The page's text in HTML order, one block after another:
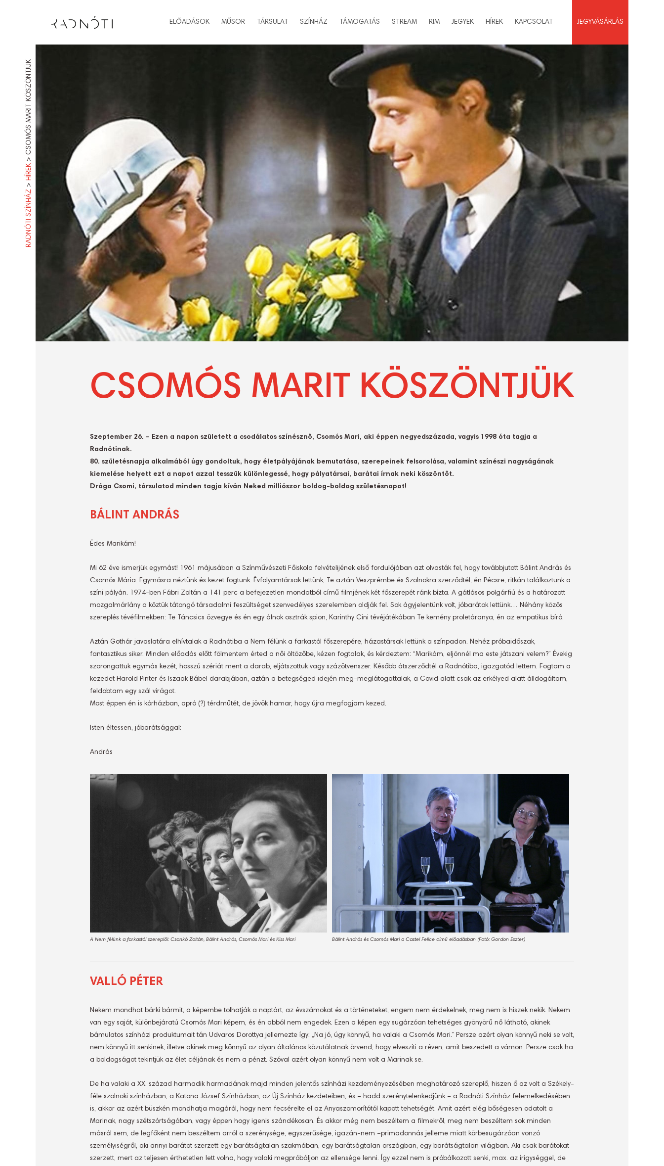
ELŐADÁSOK MŰSOR TÁRSULAT SZÍNHÁZ TÁMOGATÁS STREAM RIM JEGYEK HÍREK KAPCSOLAT JEGYVÁSÁRLÁS
RADNÓTI SZÍNHÁZ
>
HÍREK
>
CSOMÓS MARIT KÖSZÖNTJÜK
CSOMÓS MARIT KÖSZÖNTJÜK
Szeptember 26. – Ezen a napon született a csodálatos színésznő, Csomós Mari, aki éppen negyedszázada, vagyis 1998 óta tagja a
Radnótinak.
80. születésnapja alkalmából úgy gondoltuk, hogy életpályájának bemutatása, szerepeinek felsorolása, valamint színészi nagyságának
kiemelése helyett ezt a napot azzal tesszük különlegessé, hogy pályatársai, barátai írnak neki köszöntőt.
Drága Csomi, társulatod minden tagja kíván Neked milliószor boldog-boldog születésnapot!
BÁLINT ANDRÁS
Édes Marikám!
Mi 62 éve ismerjük egymást! 1961 májusában a Színművészeti Főiskola felvételijének első fordulójában azt olvasták fel, hogy továbbjutott Bálint András és
Csomós Mária. Egymásra néztünk és kezet fogtunk. Évfolyamtársak lettünk, Te aztán Veszprémbe és Szolnokra szerződtél, én Pécsre, ritkán találkoztunk a
színi pályán. 1974-ben Fábri Zoltán a 141 perc a befejezetlen mondatból című filmjének két főszerepét ránk bízta. A gátlásos polgárfiú és a határozott
mozgalmárlány a köztük tátongó társadalmi feszültséget szenvedélyes szerelemben oldják fel. Sok ágyjelentünk volt, jóbarátok lettünk… Néhány közös
szereplés tévéfilmekben: Te Táncsics özvegye és én egy álnok osztrák spion, Karinthy Cini tévéjátékában Te kemény proletáranya, én az empatikus bíró.
Aztán Gothár javaslatára elhívtalak a Radnótiba a Nem félünk a farkastól főszerepére, házastársak lettünk a színpadon. Nehéz próbaidőszak,
fantasztikus siker. Minden előadás előtt fölmentem érted a női öltözőbe, kézen fogtalak, és kérdeztem: “Marikám, eljönnél ma este játszani velem?” Évekig
szorongattuk egymás kezét, hosszú szériát ment a darab, eljátszottuk vagy százötvenszer. Később átszerződtél a Radnótiba, igazgatód lettem. Fogtam a
kezedet Harold Pinter és Iszaak Bábel darabjában, aztán a betegséged idején meg-meglátogattalak, a Covid alatt csak az erkélyed alatt álldogáltam,
feldobtam egy szál virágot.
Most éppen én is kórházban, apró (?) térdműtét, de jövök hamar, hogy újra megfogjam kezed.
Isten éltessen, jóbarátsággal:
András
A Nem félünk a farkastól szereplői: Csankó Zoltán, Bálint András, Csomós Mari és Kiss Mari Bálint András és Csomós Mari a Castel Felice című előadásban (Fotó: Gordon Eszter)
VALLÓ PÉTER
Nekem mondhat bárki bármit, a képembe tolhatják a naptárt, az évszámokat és a történeteket, engem nem érdekelnek, meg nem is hiszek nekik. Nekem
van egy saját, különbejáratú Csomós Mari képem, és én abból nem engedek. Ezen a képen egy sugárzóan tehetséges gyönyörű nő látható, akinek
bámulatos színházi produktumait tán Udvaros Dorottya jellemezte így: „Na jó, úgy könnyű, ha valaki a Csomós Mari.” Persze azért olyan könnyű neki se volt,
nem könnyű itt senkinek, illetve akinek meg könnyű az olyan általános közutálatnak örvend, hogy elveszíti a réven, amit beszedett a vámon. Persze csak ha
a boldogságot tekintjük az élet céljának és nem a pénzt. Szóval azért olyan könnyű nem volt a Marinak se.
De ha valaki a XX. század harmadik harmadának majd minden jelentős színházi kezdeményezésében meghatározó szereplő, hiszen ő az volt a Székely-
féle szolnoki színházban, a Katona József Színházban, az Új Színház kezdeteiben, és – hadd szerénytelenkedjünk – a Radnóti Színház felemelkedésében
is, akkor az azért büszkén mondhatja magáról, hogy nem fecsérelte el az Anyaszomorítótól kapott tehetségét. Amit azért elég bőségesen odatolt a
Marinak, nagy szétszórtságában, vagy éppen hogy igenis szándékosan. És akkor még nem beszéltem a filmekről, meg nem beszéltem sok minden
másról sem, de legfőként nem beszéltem arról a szerénysége, egyszerűsége, igazán-nem –primadonnás jelleme miatt körbesugárzóan vonzó
személyiségről, aki annyi barátot szerzett egy barátságtalan szakmában, egy barátságtalan országban, egy barátságtalan világban. Aki csak barátokat
szerzett, mert az teljesen érthetetlen lett volna, hogy valaki megpróbáljon az ellensége lenni. Így ezzel nem is próbálkozott senki, max. az írigységgel, de